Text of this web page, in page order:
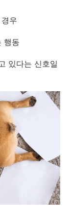
우
행동
있다는 신호일